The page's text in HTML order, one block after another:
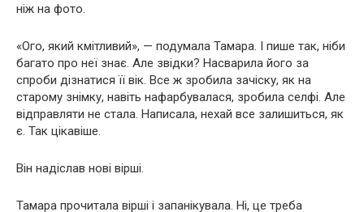
ніж на фото.
«Ого, який кмітливий», — подумала Тамара. І пише так, ніби
багато про неї знає. Але звідки? Насварила його за
спроби дізнатися її вік. Все ж зробила зачіску, як на
старому знімку, навіть нафарбувалася, зробила селфі. Але
відправляти не стала. Написала, нехай все залишиться, як
є. Так цікавіше.
Він надіслав нові вірші.
Тамара прочитала вірші і запанікувала. Ні, це треба